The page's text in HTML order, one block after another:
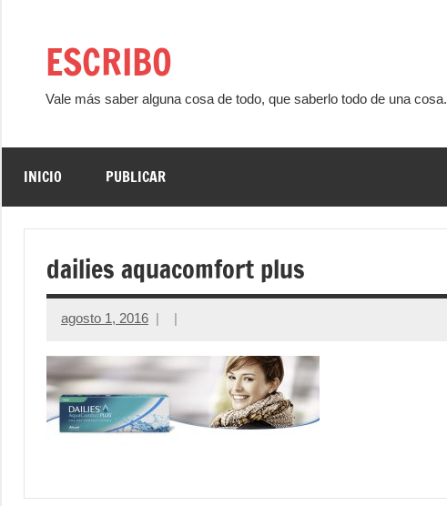
contenidoESCRIBO
Vale más saber alguna cosa de todo, que saberlo todo de una cosa.
INICIO PUBLICAR
dailies aquacomfort plus
agosto 1, 2016